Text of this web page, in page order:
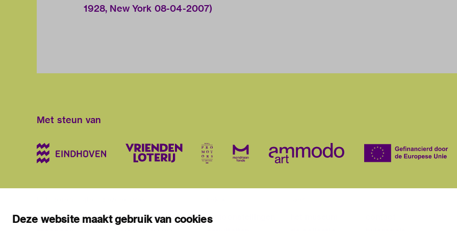
Deze website maakt gebruik van cookies
1928, New York 08-04-2007)
Met steun van
nieuwsbrief
stratumsedijk 2 eindhovententoonstellingen